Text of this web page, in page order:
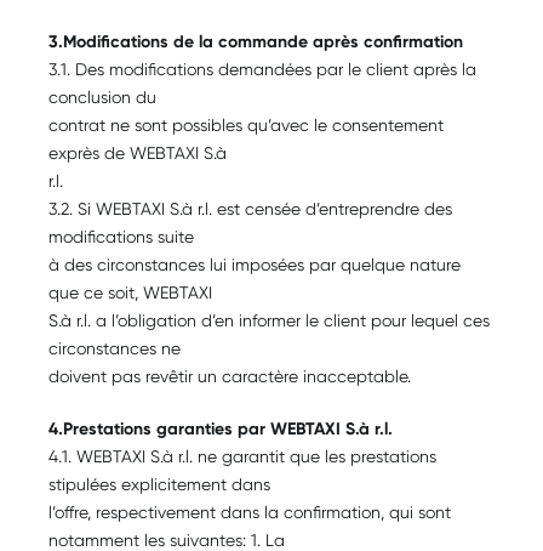
3.Modifications de la commande après confirmation
3.1. Des modifications demandées par le client après la
conclusion du
contrat ne sont possibles qu’avec le consentement
exprès de WEBTAXI S.à
r.l.
3.2. Si WEBTAXI S.à r.l. est censée d’entreprendre des
modifications suite
à des circonstances lui imposées par quelque nature
que ce soit, WEBTAXI
S.à r.l. a l’obligation d’en informer le client pour lequel ces
circonstances ne
doivent pas revêtir un caractère inacceptable.
4.Prestations garanties par WEBTAXI S.à r.l.
4.1. WEBTAXI S.à r.l. ne garantit que les prestations
stipulées explicitement dans
l’offre, respectivement dans la confirmation, qui sont
notamment les suivantes: 1. La